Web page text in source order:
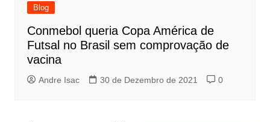
Blog
Conmebol queria Copa América de
Futsal no Brasil sem comprovação de
vacina
Andre Isac 30 de Dezembro de 2021 0